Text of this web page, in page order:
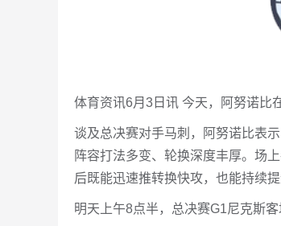
体育资讯6月3日讯 今天，阿努诺比
谈及总决赛对手马刺，阿努诺比表
阵容打法多变、轮换深度丰厚。场
后既能迅速推转换快攻，也能持续
明天上午8点半，总决赛G1尼克斯客